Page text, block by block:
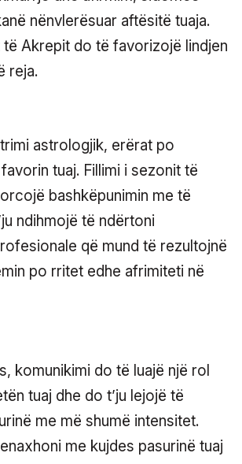
nënvlerësuar aftësitë tuaja.
të Akrepit do të favorizojë lindjen
reja.
astrologjik, erërat po
tuaj. Fillimi i sezonit të
bashkëpunimin me të
ndihmojë të ndërtoni
që mund të rezultojnë
po rritet edhe afrimiteti në
komunikimi do të luajë një rol
tuaj dhe do t’ju lejojë të
me më shumë intensitet.
me kujdes pasurinë tuaj